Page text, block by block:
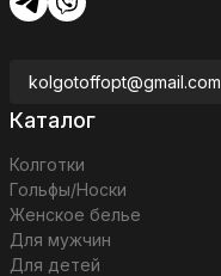
kolgotoffopt@gmail.com
Каталог
Колготки
Гольфы/Носки
Женское белье
Для мужчин
Для детей